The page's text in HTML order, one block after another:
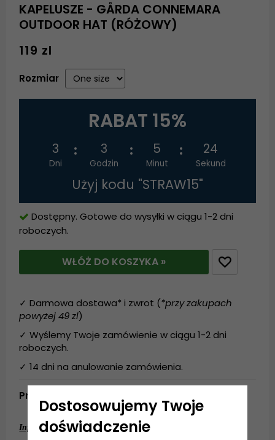
KAPELUSZE - GÅRDA CONNEMARA
OUTDOOR HAT (RÓŻOWY)
119 zl
Rozmiar
RABAT 15%
3
Dni
3
Godzin
5
Minut
24
Sekund
Użyj kodu "STRAW15"
Dostępny. Gotowe do wysyłki w ciągu 1-2 dni
roboczych.
WŁÓŻ DO KOSZYKA »
✓ Darmowa dostawa* i zwrot (*przy zakupach
powyżej 49 zl)
✓ Wyślemy Twoje zamówienie w ciągu 1-2 dni
roboczych.
✓ 14 dni na anulowanie zamówienia.
Produktbeskrivning
Informacje szczegółowe:
Dostosowujemy Twoje
doświadczenie